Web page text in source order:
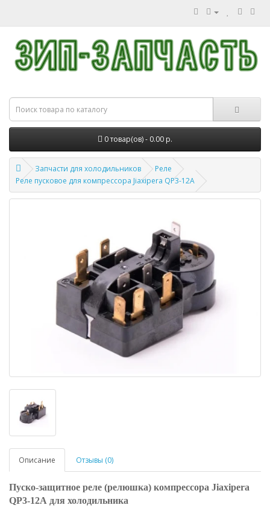
0 товар(ов) - 0.00 р.
Запчасти для холодильников
Реле
Реле пусковое для компрессора Jiaxipera QP3-12A
Описание Отзывы (0)
Пуско-защитное реле (релюшка) компрессора Jiaxipera
QP3-12A для холодильника